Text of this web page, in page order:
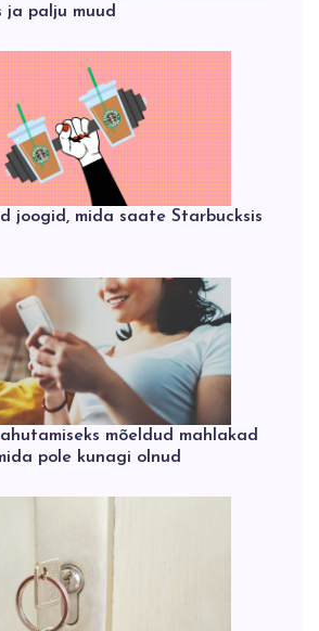
palju muud
joogid, mida saate Starbucksis
mõeldud mahlakad
pole kunagi olnud